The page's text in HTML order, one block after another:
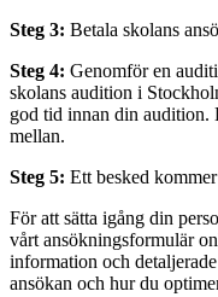
Steg 3: Betala skolans
Steg 4: Genomför en
skolans audition i
god tid innan din audition.
mellan.
Steg 5: Ett besked
För att sätta igång din
vårt ansökningsformulär
information och
ansökan och hur du